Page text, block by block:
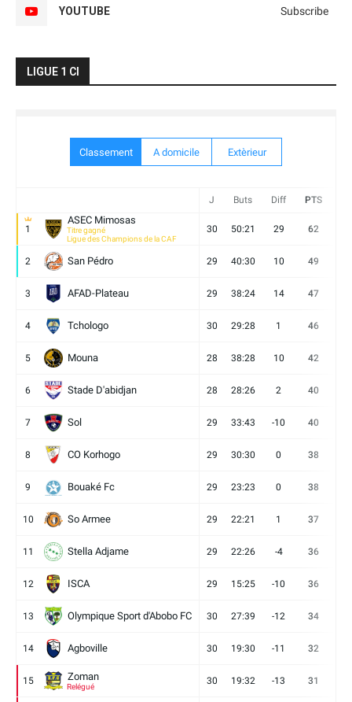
YOUTUBE Subscribe
LIGUE 1 CI
Classement A domicile Extèrieur
J Buts Diff PTS
1
ASEC Mimosas
Titre gagné
Ligue des Champions de la CAF
30 50:21 29 62
2 San Pédro 29 40:30 10 49
3 AFAD-Plateau 29 38:24 14 47
4 Tchologo 30 29:28 1 46
5 Mouna 28 38:28 10 42
6 Stade D'abidjan 28 28:26 2 40
7 Sol 29 33:43 -10 40
8 CO Korhogo 29 30:30 0 38
9 Bouaké Fc 29 23:23 0 38
10 So Armee 29 22:21 1 37
11 Stella Adjame 29 22:26 -4 36
12 ISCA 29 15:25 -10 36
13 Olympique Sport d'Abobo FC 30 27:39 -12 34
14 Agboville 30 19:30 -11 32
15 Zoman
Relégué
30 19:32 -13 31